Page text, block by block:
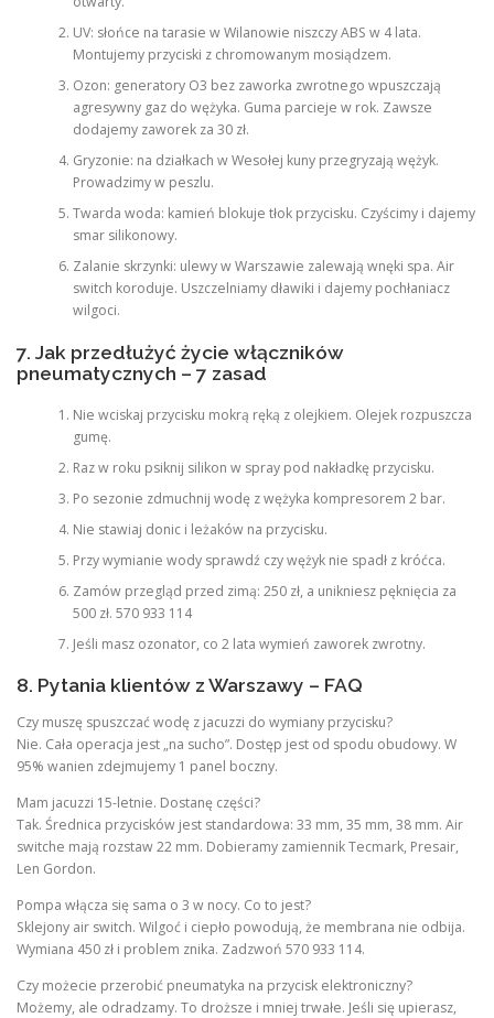
UV: słońce na tarasie w Wilanowie niszczy ABS w 4 lata.
Montujemy przyciski z chromowanym mosiądzem.
Ozon: generatory O3 bez zaworka zwrotnego wpuszczają
agresywny gaz do wężyka. Guma parcieje w rok. Zawsze
dodajemy zaworek za 30 zł.
Gryzonie: na działkach w Wesołej kuny przegryzają wężyk.
Prowadzimy w peszlu.
Twarda woda: kamień blokuje tłok przycisku. Czyścimy i dajemy
smar silikonowy.
Zalanie skrzynki: ulewy w Warszawie zalewają wnęki spa. Air
switch koroduje. Uszczelniamy dławiki i dajemy pochłaniacz
wilgoci.
7. Jak przedłużyć życie włączników
pneumatycznych – 7 zasad
Nie wciskaj przycisku mokrą ręką z olejkiem. Olejek rozpuszcza
gumę.
Raz w roku psiknij silikon w spray pod nakładkę przycisku.
Po sezonie zdmuchnij wodę z wężyka kompresorem 2 bar.
Nie stawiaj donic i leżaków na przycisku.
Przy wymianie wody sprawdź czy wężyk nie spadł z króćca.
Zamów przegląd przed zimą: 250 zł, a unikniesz pęknięcia za
500 zł. 570 933 114
Jeśli masz ozonator, co 2 lata wymień zaworek zwrotny.
8. Pytania klientów z Warszawy – FAQ
Czy muszę spuszczać wodę z jacuzzi do wymiany przycisku?
Nie. Cała operacja jest „na sucho”. Dostęp jest od spodu obudowy. W
95% wanien zdejmujemy 1 panel boczny.
Mam jacuzzi 15-letnie. Dostanę części?
Tak. Średnica przycisków jest standardowa: 33 mm, 35 mm, 38 mm. Air
switche mają rozstaw 22 mm. Dobieramy zamiennik Tecmark, Presair,
Len Gordon.
Pompa włącza się sama o 3 w nocy. Co to jest?
Sklejony air switch. Wilgoć i ciepło powodują, że membrana nie odbija.
Wymiana 450 zł i problem znika. Zadzwoń 570 933 114.
Czy możecie przerobić pneumatyka na przycisk elektroniczny?
Możemy, ale odradzamy. To droższe i mniej trwałe. Jeśli się upierasz,